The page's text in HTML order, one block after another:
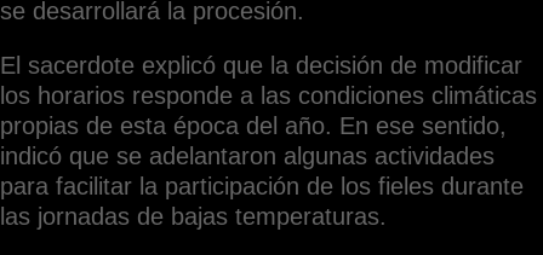
se desarrollará la procesión.
El sacerdote explicó que la decisión de modificar
los horarios responde a las condiciones climáticas
propias de esta época del año. En ese sentido,
indicó que se adelantaron algunas actividades
para facilitar la participación de los fieles durante
las jornadas de bajas temperaturas.